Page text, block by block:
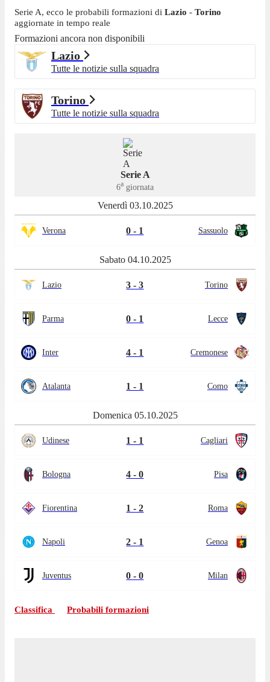
Serie A, ecco le probabili formazioni di Lazio - Torino
aggiornate in tempo reale
Formazioni ancora non disponibili
Lazio
Tutte le notizie sulla squadra
Torino
Tutte le notizie sulla squadra
Serie A
6a giornata
Venerdì 03.10.2025
Verona 0 - 1 Sassuolo
Sabato 04.10.2025
Lazio 3 - 3 Torino
Parma 0 - 1 Lecce
Inter 4 - 1 Cremonese
Atalanta 1 - 1 Como
Domenica 05.10.2025
Udinese 1 - 1 Cagliari
Bologna 4 - 0 Pisa
Fiorentina 1 - 2 Roma
Napoli 2 - 1 Genoa
Juventus 0 - 0 Milan
Classifica Probabili formazioni